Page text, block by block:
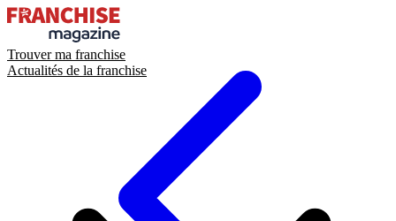
Trouver ma franchise
Actualités de la franchise